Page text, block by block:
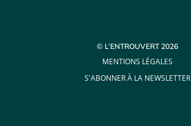
© L’ENTROUVERT 2026
MENTIONS LÉGALES
S'ABONNER À LA NEWSLETTER